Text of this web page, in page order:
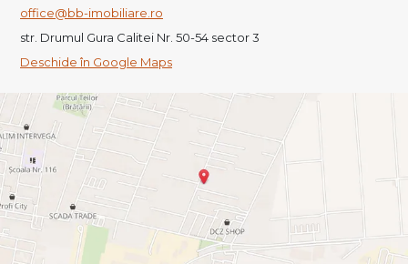
office@bb-imobiliare.ro
str. Drumul Gura Calitei Nr. 50-54 sector 3
Deschide în Google Maps